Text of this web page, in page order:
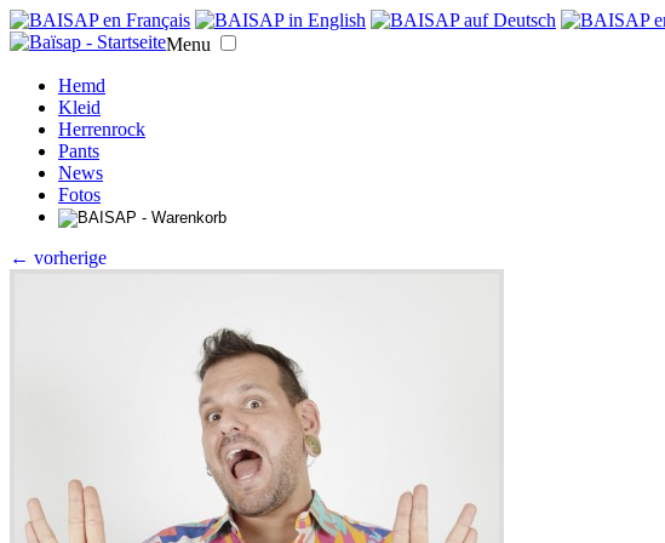
Menu
Hemd
Kleid
Herrenrock
Pants
News
Fotos
← vorherige